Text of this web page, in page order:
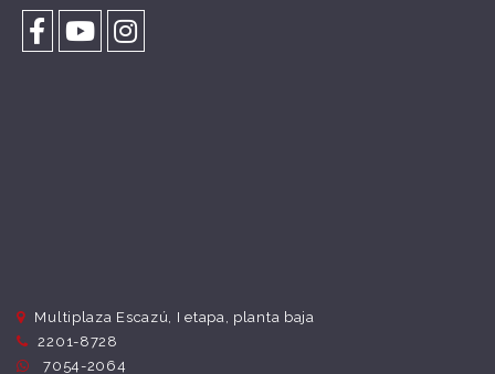
Multiplaza Escazú, I etapa, planta baja
2201-8728
7054-2064